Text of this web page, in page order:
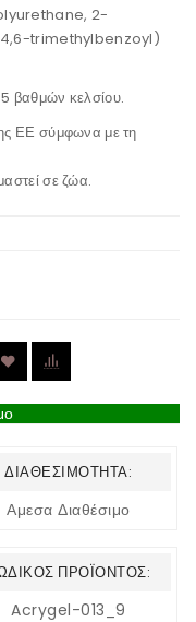
2-
trimethylbenzoyl)
βαθμών κελσίου.
ΕΕ σύμφωνα με τη
σε ζώα.
ΔΙΑΘΕΣΙΜΌΤΗΤΑ:
Αμεσα Διαθέσιμο
ΠΡΟΪΌΝΤΟΣ:
Acrygel-013_9